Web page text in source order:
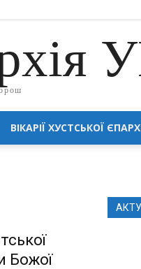
ВІКАРІЇ ХУСТСЬКОЇ
Божої